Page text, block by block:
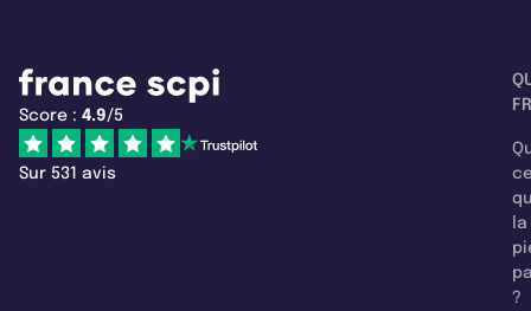
Score : 4.9/5
Sur 531 avis
la
?